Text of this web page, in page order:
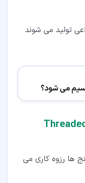
تولید می شوند
می شود؟
ها رزوه کاری می